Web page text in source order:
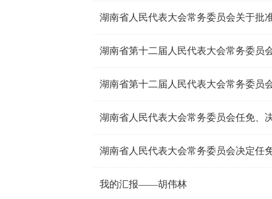
湖南省第十二届人民代表大会常务委员
湖南省人民代表大会常务委员会任免、
湖南省人民代表大会常务委员会决定任
我的汇报——胡伟林